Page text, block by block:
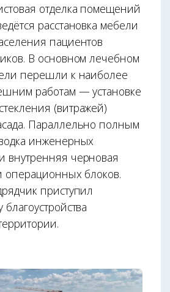
отделка помещений
расстановка мебели
пациентов
В основном лечебном
перешли к наиболее
работам — установке
(витражей)
Параллельно полным
инженерных
внутренняя черновая
операционных блоков.
приступил